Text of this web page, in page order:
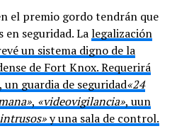
el premio gordo tendrán que
en seguridad. Lalegalización
un sistema digno de la
de Fort Knox. Requerirá
, un guardia de seguridad«24
, «videovigilancia», uun
y una sala de control.